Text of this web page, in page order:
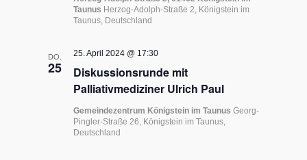
Taunus Herzog-Adolph-Straße 2, Königstein im
Taunus, Deutschland
DO.
25
Diskussionsrunde mit
Palliativmediziner Ulrich Paul
25. April 2024 @ 17:30
Gemeindezentrum Königstein im TaunusGeorg-
Pingler-Straße 26, Königstein im Taunus,
Deutschland